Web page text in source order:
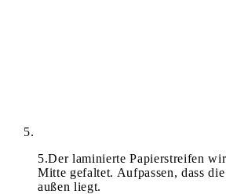
5.Der laminierte Papierstreifen
Mitte gefaltet. Aufpassen, dass
außen liegt.